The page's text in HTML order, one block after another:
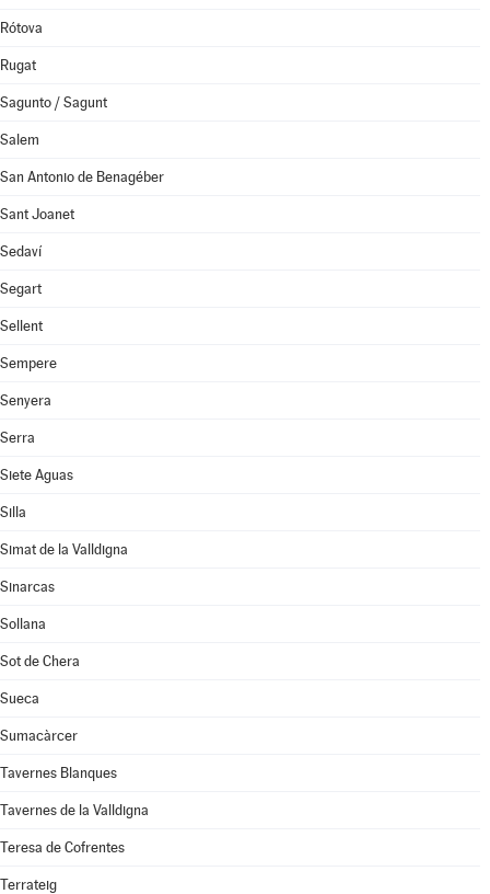
Rótova
Rugat
Sagunto / Sagunt
Salem
San Antonio de Benagéber
Sant Joanet
Sedaví
Segart
Sellent
Sempere
Senyera
Serra
Siete Aguas
Silla
Simat de la Valldigna
Sinarcas
Sollana
Sot de Chera
Sueca
Sumacàrcer
Tavernes Blanques
Tavernes de la Valldigna
Teresa de Cofrentes
Terrateig